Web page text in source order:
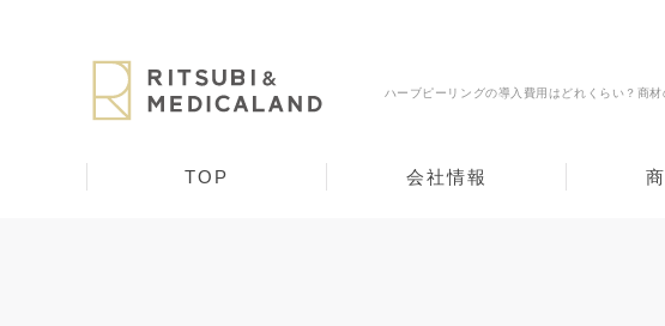
ハーブピーリングの導入費用はどれくらい？商材
TOP 会社情報